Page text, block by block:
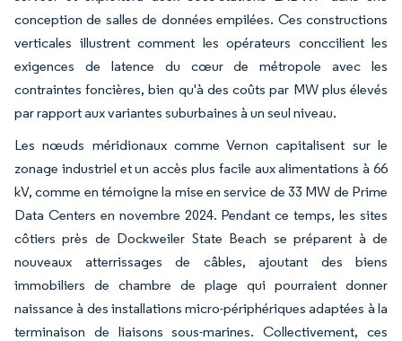
conception de salles de données empilées. Ces constructions
verticales illustrent comment les opérateurs conccilient les
exigences de latence du cœur de métropole avec les
contraintes foncières, bien qu'à des coûts par MW plus élevés
par rapport aux variantes suburbaines à un seul niveau.
Les nœuds méridionaux comme Vernon capitalisent sur le
zonage industriel et un accès plus facile aux alimentations à 66
kV, comme en témoigne la mise en service de 33 MW de Prime
Data Centers en novembre 2024. Pendant ce temps, les sites
côtiers près de Dockweiler State Beach se préparent à de
nouveaux atterrissages de câbles, ajoutant des biens
immobiliers de chambre de plage qui pourraient donner
naissance à des installations micro-périphériques adaptées à la
terminaison de liaisons sous-marines. Collectivement, ces